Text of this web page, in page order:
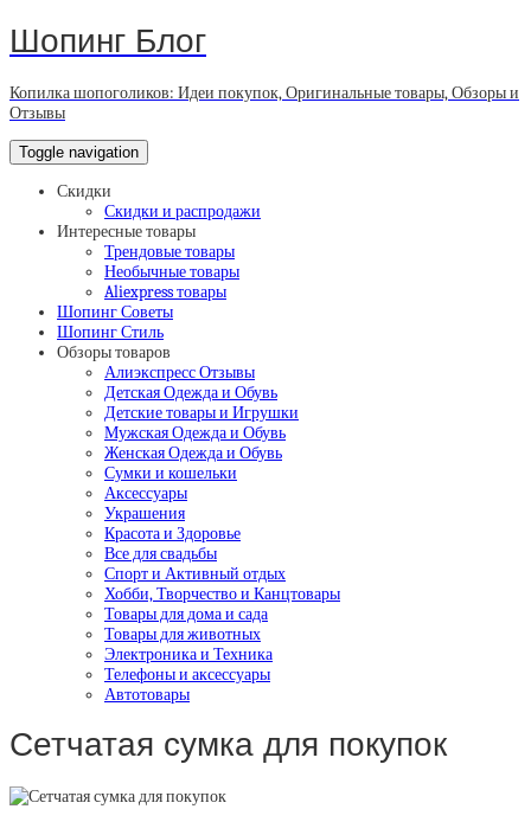
Шопинг Блог
Копилка шопоголиков: Идеи покупок, Оригинальные товары, Обзоры и
Отзывы
Toggle navigation
Скидки
Скидки и распродажи
Интересные товары
Трендовые товары
Необычные товары
Aliexpress товары
Шопинг Советы
Шопинг Стиль
Обзоры товаров
Алиэкспресс Отзывы
Детская Одежда и Обувь
Детские товары и Игрушки
Мужская Одежда и Обувь
Женская Одежда и Обувь
Сумки и кошельки
Аксессуары
Украшения
Красота и Здоровье
Все для свадьбы
Спорт и Активный отдых
Хобби, Творчество и Канцтовары
Товары для дома и сада
Товары для животных
Электроника и Техника
Телефоны и аксессуары
Автотовары
Сетчатая сумка для покупок